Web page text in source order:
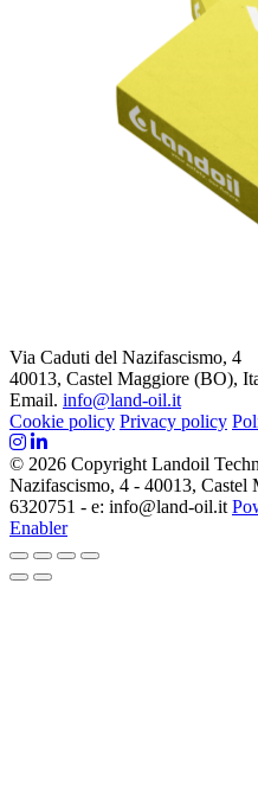
Via Caduti del Nazifascismo, 4
40013, Castel Maggiore (BO),
Email. info@land-oil.it
Cookie policy Privacy policy
© 2026 Copyright Landoil
Nazifascismo, 4 - 40013,
6320751 - e: info@land-oil.it
Enabler